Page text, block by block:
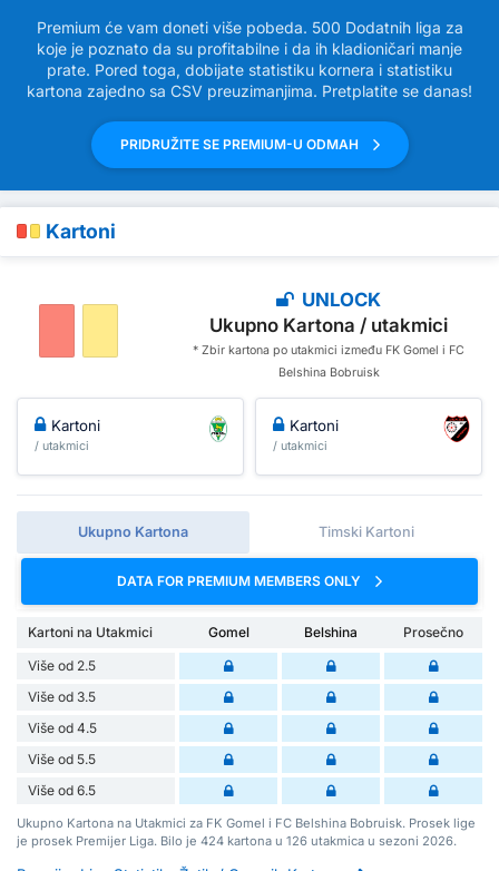
Premium će vam doneti više pobeda. 500 Dodatnih liga za
koje je poznato da su profitabilne i da ih kladioničari manje
prate. Pored toga, dobijate statistiku kornera i statistiku
kartona zajedno sa CSV preuzimanjima. Pretplatite se danas!
PRIDRUŽITE SE PREMIUM-U ODMAH
Kartoni
UNLOCK
Ukupno Kartona / utakmici
* Zbir kartona po utakmici između FK Gomel i FC
Belshina Bobruisk
Kartoni
/ utakmici
Kartoni
/ utakmici
Ukupno Kartona Timski Kartoni
DATA FOR PREMIUM MEMBERS ONLY
Kartoni na Utakmici Gomel Belshina
Prosečno
Više od 2.5
Više od 3.5
Više od 4.5
Više od 5.5
Više od 6.5
Ukupno Kartona na Utakmici za FK Gomel i FC Belshina Bobruisk. Prosek lige
je prosek Premijer Liga. Bilo je 424 kartona u 126 utakmica u sezoni 2026.